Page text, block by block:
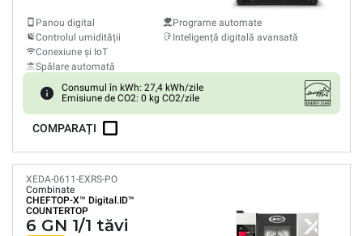
Panou digital
Controlul umidității
Conexiune și IoT
Spălare automată
Programe automate
Inteligență digitală avansată
Consumul în kWh: 27,4 kWh/zile
Emisiune de CO2: 0 kg CO2/zile
COMPARAȚI
XEDA-0611-EXRS-PO
Combinate
CHEFTOP-X™ Digital.ID™
COUNTERTOP
6 GN 1/1 tăvi